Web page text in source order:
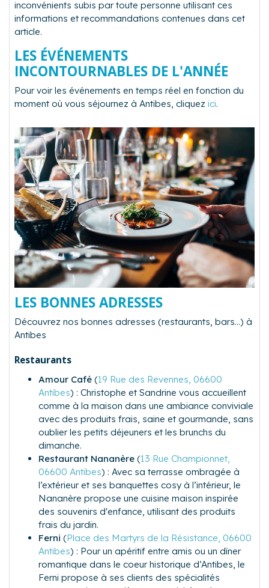
inconvénients subis par toute personne utilisant ces
informations et recommandations contenues dans cet
article.
LES ÉVÉNEMENTS
INCONTOURNABLES DE L'ANNÉE
Pour voir les événements en temps réel en fonction du
moment où vous séjournez à Antibes, cliquez ici.
LES BONNES ADRESSES
Découvrez nos bonnes adresses (restaurants, bars…) à
Antibes
Restaurants
Amour Café (19 Rue des Revennes, 06600
Antibes) : Christophe et Sandrine vous accueillent
comme à la maison dans une ambiance conviviale
avec des produits frais, saine et gourmande, sans
oublier les petits déjeuners et les brunchs du
dimanche.
Restaurant Nananère (13 Rue Championnet,
06600 Antibes) : Avec sa terrasse ombragée à
l’extérieur et ses banquettes cosy à l’intérieur, le
Nananère propose une cuisine maison inspirée
des souvenirs d'enfance, utilisant des produits
frais du jardin.
Ferni (Place des Martyrs de la Résistance, 06600
Antibes) : Pour un apéritif entre amis ou un dîner
romantique dans le coeur historique d’Antibes, le
Ferni propose à ses clients des spécialités